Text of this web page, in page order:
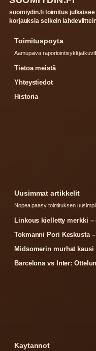
suomiydin.fi toimitus
korjauksia selkein
Toimituspoyta
Aamupaiva raportointisykli
Tietoa meistä
Yhteystiedot
Historia
Uusimmat artikkelit
Nopea paasy toimituksen
Linkous kielletty merkki
Tokmanni Pori Keskusta
Midsomerin murhat
Barcelona vs Inter:
Kaytannot